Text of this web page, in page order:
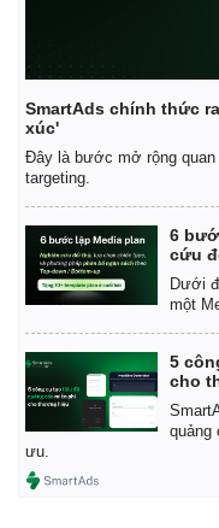
SmartAds chính thức
xúc'
Đây là bước mở rộng quan
targeting.
6
cứu
Dưới
một
5
cho
quảng
ưu.